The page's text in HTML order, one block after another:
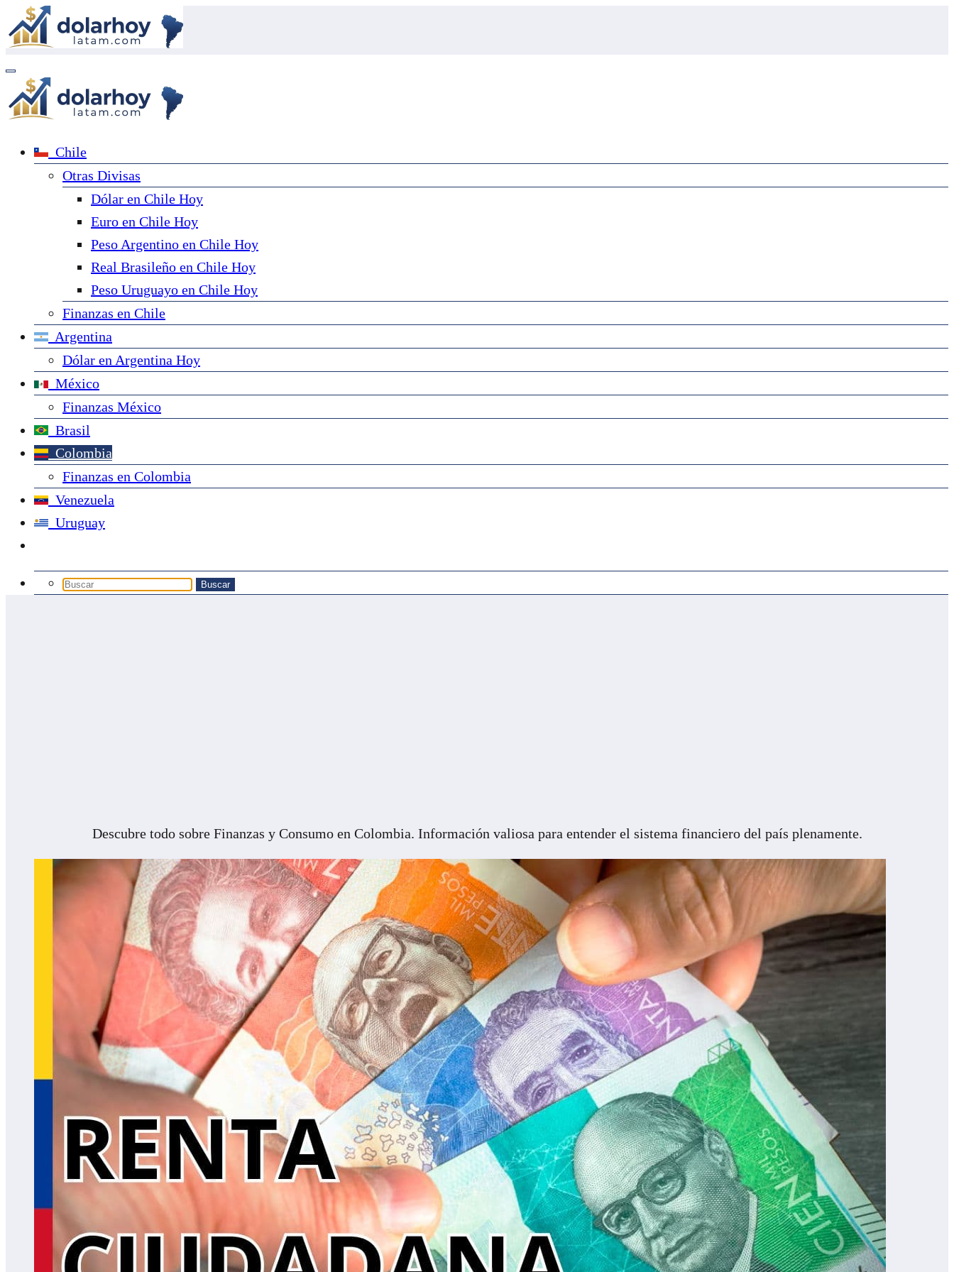
Saltar
al
Chile
Otras Divisas
Dólar en Chile Hoy
Euro en Chile Hoy
Peso Argentino en Chile Hoy
Real Brasileño en Chile Hoy
Peso Uruguayo en Chile Hoy
Finanzas en Chile
Argentina
Dólar en Argentina Hoy
México
Finanzas México
Brasil
Colombia
Finanzas en Colombia
Venezuela
Uruguay
Descubre todo sobre Finanzas y Consumo en Colombia. Información valiosa para entender el sistema financiero del país plenamente.